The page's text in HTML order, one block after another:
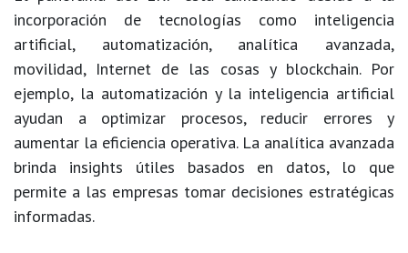
incorporación de tecnologías como inteligencia
artificial, automatización, analítica avanzada,
movilidad, Internet de las cosas y blockchain. Por
ejemplo, la automatización y la inteligencia artificial
ayudan a optimizar procesos, reducir errores y
aumentar la eficiencia operativa. La analítica avanzada
brinda insights útiles basados en datos, lo que
permite a las empresas tomar decisiones estratégicas
informadas.